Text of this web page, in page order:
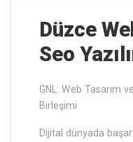
Düzce
Seo
GNL: Web Tasarım
Birleşimi
Dijital dünyada